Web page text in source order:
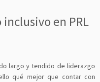
en PRL
largo y tendido de liderazgo
qué mejor que contar con